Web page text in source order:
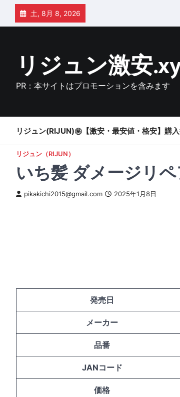
Skip
content
土, 8月 8, 2026
リジュン激安
PR：本サイトはプロモーションを含みます
リジュン(RIJUN)㊙【激安・最安値・格安】購
リジュン（RIJUN）
いち髪 ダメージリ
pikakichi2015@gmail.com 2025年1月8日
発売日
メーカー
品番
JANコード
価格